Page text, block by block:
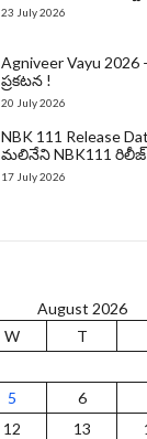
23 July 2026
Agniveer Vayu 2026
ప్రకటన !
20 July 2026
NBK 111 Release
మలినేని NBK111 రిలీజ్
17 July 2026
August 2026
W T
5 6
12 13